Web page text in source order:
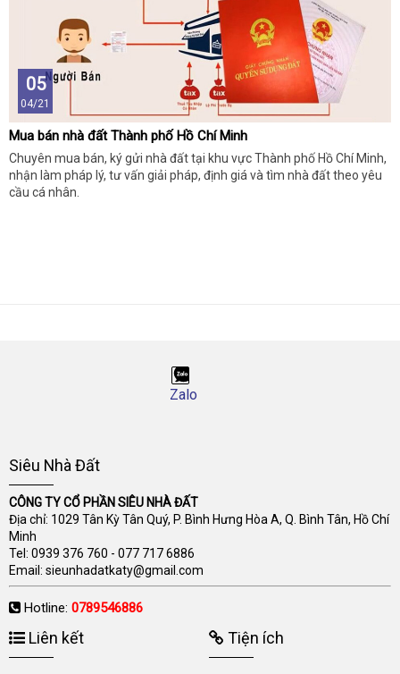
05
04/21
Mua bán nhà đất Thành phố Hồ Chí Minh
Chuyên mua bán, ký gửi nhà đất tại khu vực Thành phố Hồ Chí Minh,
nhận làm pháp lý, tư vấn giải pháp, định giá và tìm nhà đất theo yêu
cầu cá nhân.
Zalo
Siêu Nhà Đất
CÔNG TY CỔ PHẦN SIÊU NHÀ ĐẤT
Địa chỉ: 1029 Tân Kỳ Tân Quý, P. Bình Hưng Hòa A, Q. Bình Tân, Hồ Chí
Minh
Tel: 0939 376 760 - 077 717 6886
Email: sieunhadatkaty@gmail.com
Hotline: 0789546886
Liên kết Tiện ích